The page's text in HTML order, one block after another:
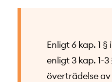
Enligt 6 kap. 1
enligt 3 kap. 1-
överträdelse